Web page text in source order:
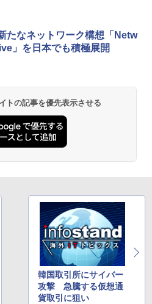
たなネットワーク構想「Netw
」を日本でも積極展開
トの記事を優先表示させる
韓国取引所にサイバー
攻撃 急騰する仮想通
貨取引に狙い